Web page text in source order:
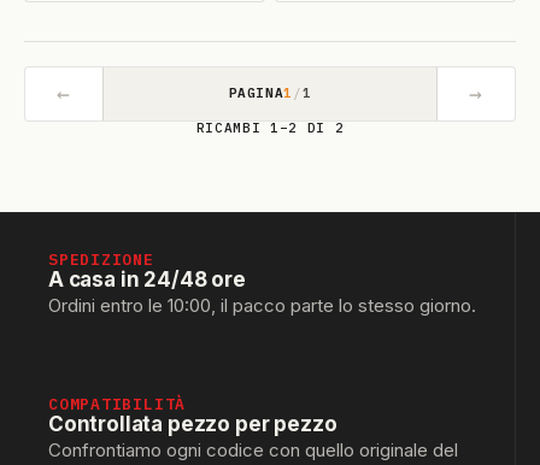
← PAGINA1 /1 →
RICAMBI 1–2 DI 2
SPEDIZIONE
A casa in 24/48 ore
Ordini entro le 10:00, il pacco parte lo stesso giorno.
COMPATIBILITÀ
Controllata pezzo per pezzo
Confrontiamo ogni codice con quello originale del